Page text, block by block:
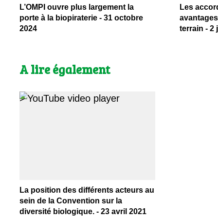
L’OMPI ouvre plus largement la
porte à la biopiraterie - 31 octobre
2024
Les
terrain - 2
A lire également
>
La position des différents acteurs au
sein de la Convention sur la
diversité biologique. - 23 avril 2021